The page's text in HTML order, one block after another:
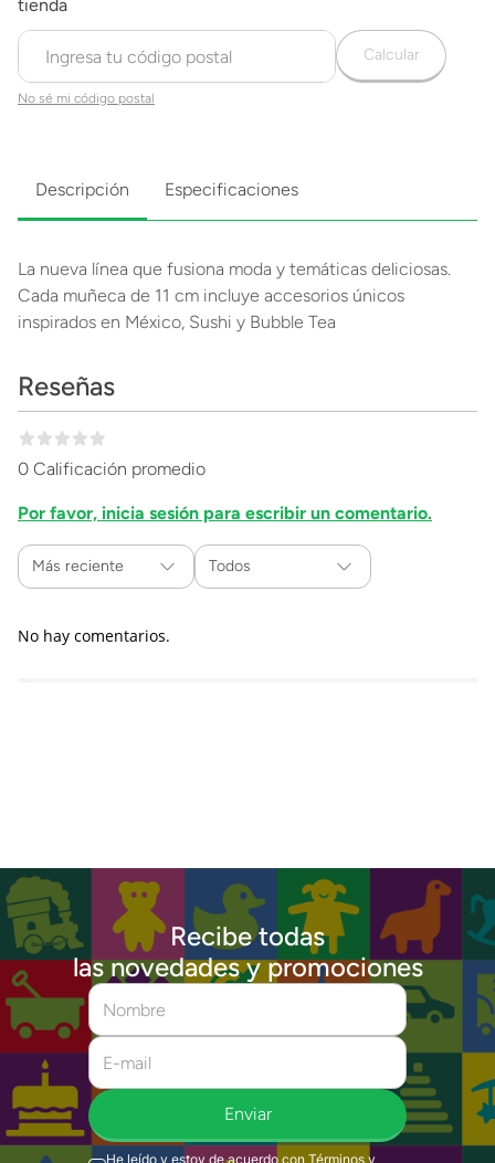
No sé mi código postal
Calcular
Descripción Especificaciones
La nueva línea que fusiona moda y temáticas deliciosas.
Cada muñeca de 11 cm incluye accesorios únicos
inspirados en México, Sushi y Bubble Tea
Reseñas
0 Calificación promedio
Por favor, inicia sesión para escribir un comentario.
Más reciente Todos
No hay comentarios.
Recibe todas
las novedades y promociones
Enviar
He leído y estoy de acuerdo con Términos y